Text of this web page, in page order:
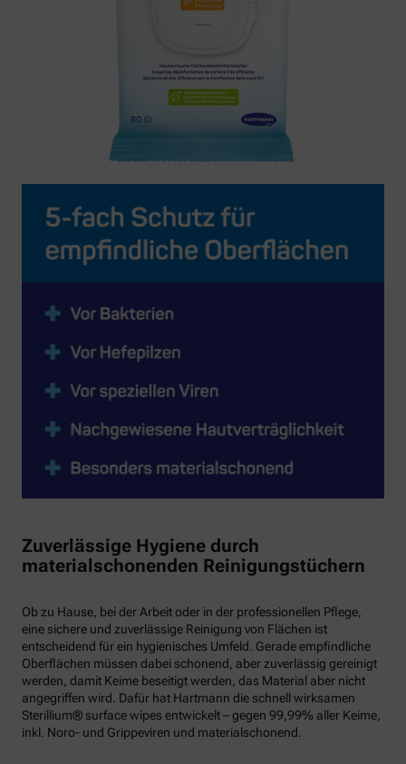
Zuverlässige Hygiene durch
materialschonenden Reinigungstüchern
Ob zu Hause, bei der Arbeit oder in der professionellen Pflege,
eine sichere und zuverlässige Reinigung von Flächen ist
entscheidend für ein hygienisches Umfeld. Gerade empfindliche
Oberflächen müssen dabei schonend, aber zuverlässig gereinigt
werden, damit Keime beseitigt werden, das Material aber nicht
angegriffen wird. Dafür hat Hartmann die schnell wirksamen
Sterillium® surface wipes entwickelt – gegen 99,99% aller Keime,
inkl. Noro- und Grippeviren und materialschonend.